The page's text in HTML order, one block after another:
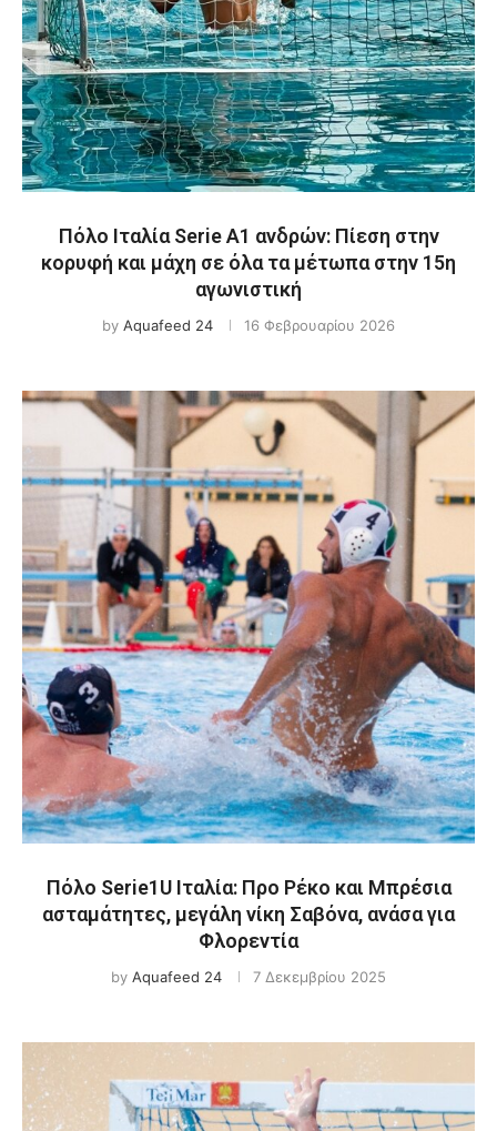
Πόλο Ιταλία Serie A1 ανδρών: Πίεση στην
κορυφή και μάχη σε όλα τα μέτωπα στην 15η
αγωνιστική
by Aquafeed 24 16 Φεβρουαρίου 2026
Πόλο Serie1U Ιταλία: Προ Ρέκο και Μπρέσια
ασταμάτητες, μεγάλη νίκη Σαβόνα, ανάσα για
Φλορεντία
by Aquafeed 24 7 Δεκεμβρίου 2025